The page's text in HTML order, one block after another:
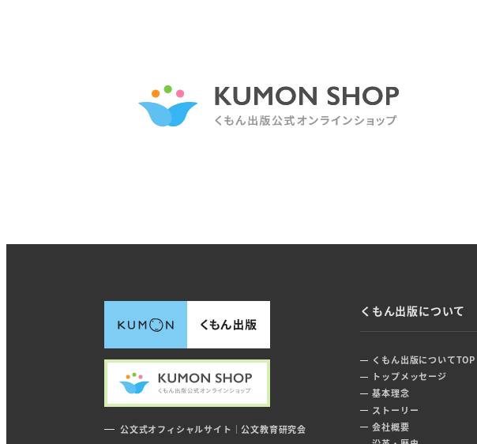
公文式オフィシャルサイト｜公文教育研究会
くもん出版について
くもん出版についてTOP
トップメッセージ
基本理念
ストーリー
会社概要